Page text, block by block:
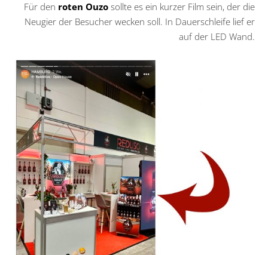
Für den roten Ouzosollte es ein kurzer Film sein, der die
Neugier der Besucher wecken soll. In Dauerschleife lief er
auf der LED Wand.